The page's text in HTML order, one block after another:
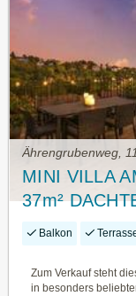
Ährengrubenweg,
MINI VILLA
37m²
Balkon
Zum Verkauf steht
in besonders